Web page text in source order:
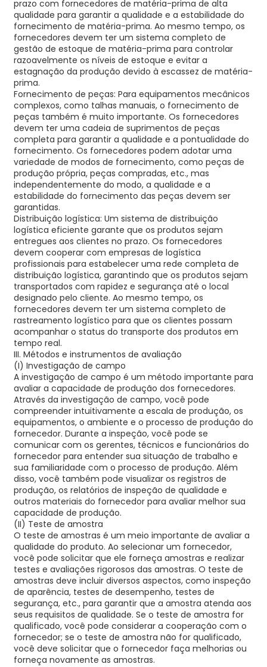
prazo com fornecedores de matéria-prima de alta
qualidade para garantir a qualidade e a estabilidade do
fornecimento de matéria-prima. Ao mesmo tempo, os
fornecedores devem ter um sistema completo de
gestão de estoque de matéria-prima para controlar
razoavelmente os níveis de estoque e evitar a
estagnação da produção devido à escassez de matéria-
prima.
Fornecimento de peças: Para equipamentos mecânicos
complexos, como talhas manuais, o fornecimento de
peças também é muito importante. Os fornecedores
devem ter uma cadeia de suprimentos de peças
completa para garantir a qualidade e a pontualidade do
fornecimento. Os fornecedores podem adotar uma
variedade de modos de fornecimento, como peças de
produção própria, peças compradas, etc., mas
independentemente do modo, a qualidade e a
estabilidade do fornecimento das peças devem ser
garantidas.
Distribuição logística: Um sistema de distribuição
logística eficiente garante que os produtos sejam
entregues aos clientes no prazo. Os fornecedores
devem cooperar com empresas de logística
profissionais para estabelecer uma rede completa de
distribuição logística, garantindo que os produtos sejam
transportados com rapidez e segurança até o local
designado pelo cliente. Ao mesmo tempo, os
fornecedores devem ter um sistema completo de
rastreamento logístico para que os clientes possam
acompanhar o status do transporte dos produtos em
tempo real.
III. Métodos e instrumentos de avaliação
(I) Investigação de campo
A investigação de campo é um método importante para
avaliar a capacidade de produção dos fornecedores.
Através da investigação de campo, você pode
compreender intuitivamente a escala de produção, os
equipamentos, o ambiente e o processo de produção do
fornecedor. Durante a inspeção, você pode se
comunicar com os gerentes, técnicos e funcionários do
fornecedor para entender sua situação de trabalho e
sua familiaridade com o processo de produção. Além
disso, você também pode visualizar os registros de
produção, os relatórios de inspeção de qualidade e
outros materiais do fornecedor para avaliar melhor sua
capacidade de produção.
(II) Teste de amostra
O teste de amostras é um meio importante de avaliar a
qualidade do produto. Ao selecionar um fornecedor,
você pode solicitar que ele forneça amostras e realizar
testes e avaliações rigorosos das amostras. O teste de
amostras deve incluir diversos aspectos, como inspeção
de aparência, testes de desempenho, testes de
segurança, etc., para garantir que a amostra atenda aos
seus requisitos de qualidade. Se o teste de amostra for
qualificado, você pode considerar a cooperação com o
fornecedor; se o teste de amostra não for qualificado,
você deve solicitar que o fornecedor faça melhorias ou
forneça novamente as amostras.